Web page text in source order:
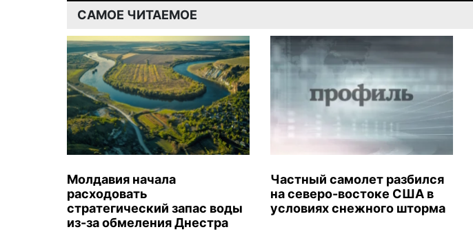
САМОЕ ЧИТАЕМОЕ
Молдавия начала
расходовать
стратегический запас воды
из-за обмеления Днестра
Частный самолет разбился
на северо-востоке США в
условиях снежного шторма